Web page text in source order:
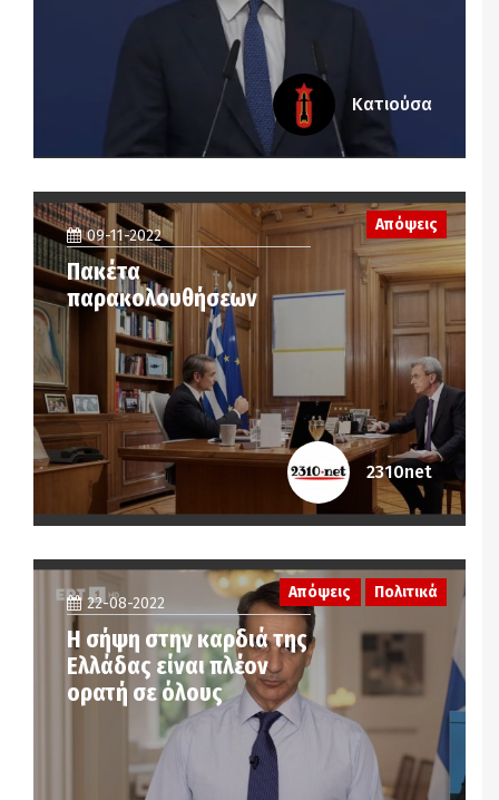
Κατιούσα
09-11-2022
Πακέτα
παρακολουθήσεων
Απόψεις
2310net
22-08-2022
Η σήψη στην καρδιά της
Ελλάδας είναι πλέον
ορατή σε όλους
Απόψεις Πολιτικά